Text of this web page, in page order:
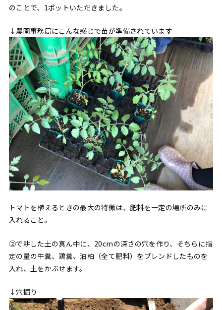
のことで、1ポットいただきました。
↓農園事務局にこんな感じで苗が準備されています
トマトを植えるときの最大の特徴は、肥料を一定の場所のみに
入れること。
②で耕した土の真ん中に、20cmの深さの穴を作り、そちらに指
定の量の牛糞、鶏糞、油粕（全て肥料）をブレンドしたものを
入れ、土をかぶせます。
↓穴掘り